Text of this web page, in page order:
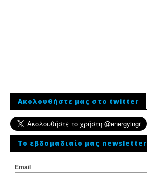
Ακολουθήστε μας στο twitter
To εβδομαδιαίο μας newsletter
Email